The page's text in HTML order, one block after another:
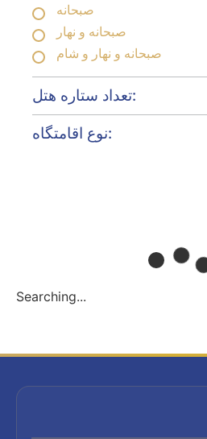
صبحانه
صبحانه و نهار
صبحانه و نهار و شام
تعداد ستاره هتل:
نوع اقامتگاه:
Searching...